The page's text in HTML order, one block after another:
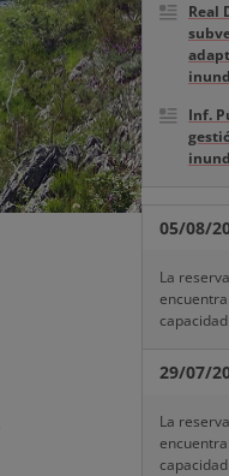
Real
Inf.
05/08/
La
capacidad
29/07/
La
capacidad